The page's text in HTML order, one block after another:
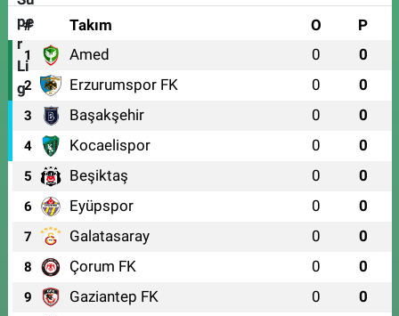
# Takım O P
1 Amed 0 0
2 Erzurumspor FK 0 0
3 Başakşehir 0 0
4 Kocaelispor 0 0
5 Beşiktaş 0 0
6 Eyüpspor 0 0
7 Galatasaray 0 0
8 Çorum FK 0 0
9 Gaziantep FK 0 0